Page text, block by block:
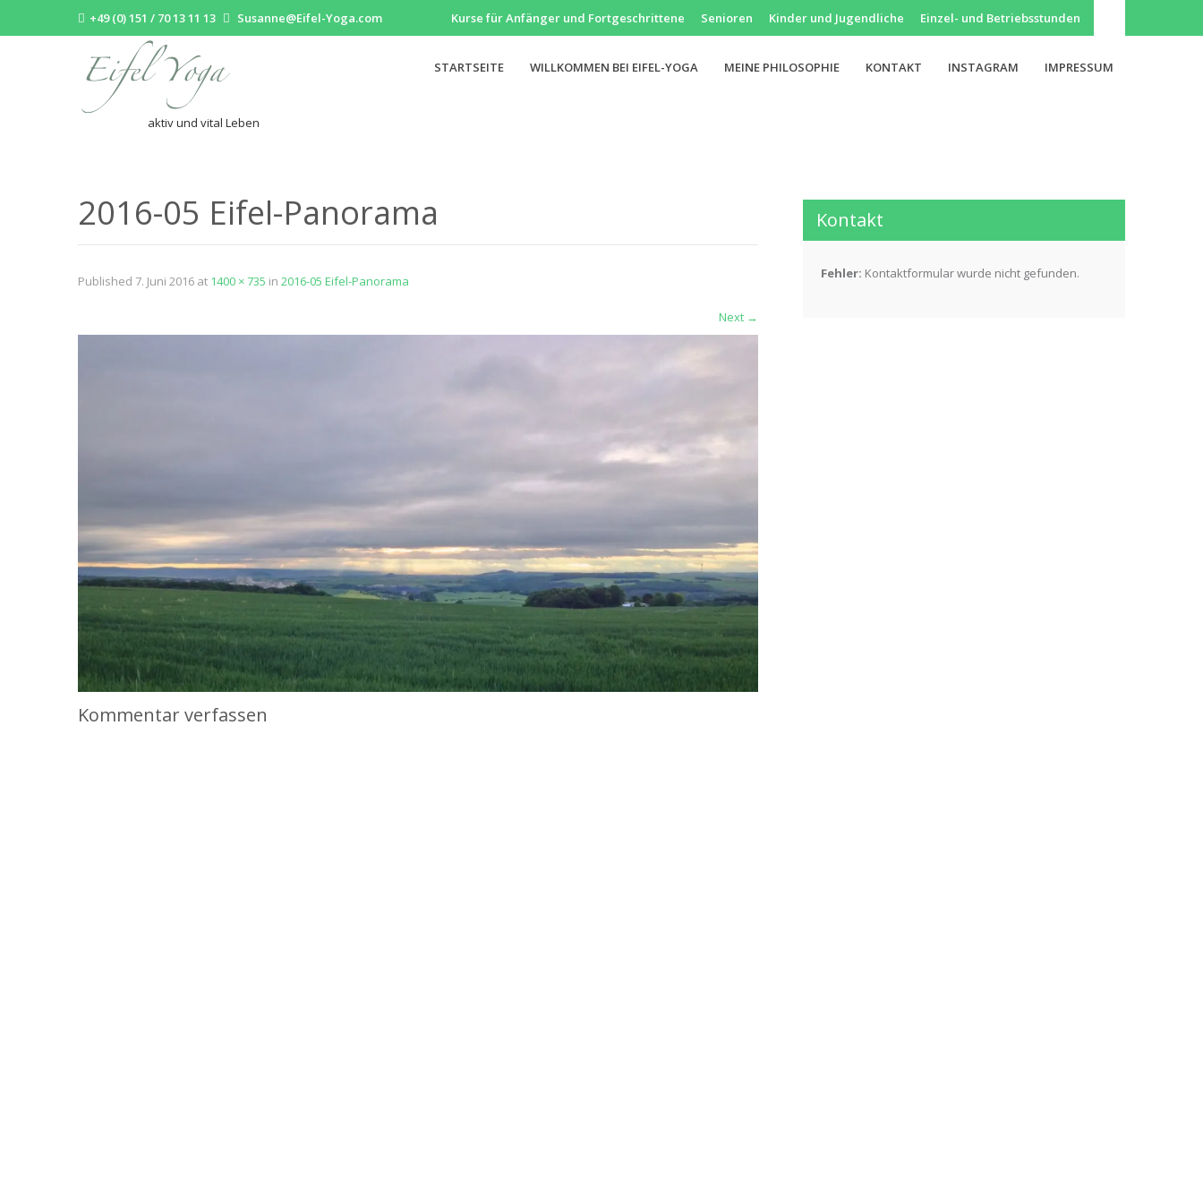
+49 (0) 151 / 70 13 11 13 Susanne@Eifel-Yoga.com Kurse für Anfänger und Fortgeschrittene Senioren Kinder und Jugendliche Einzel- und Betriebsstunden
aktiv und vital Leben
STARTSEITE WILLKOMMEN BEI EIFEL-YOGA MEINE PHILOSOPHIE KONTAKT INSTAGRAM IMPRESSUM
2016-05 Eifel-Panorama
Published 7. Juni 2016 at 1400 × 735 in 2016-05 Eifel-Panorama
Next →
Kommentar verfassen
Kontakt
Fehler: Kontaktformular wurde nicht gefunden.